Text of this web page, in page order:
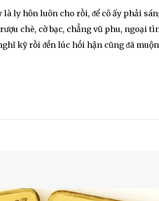
ly hȏn luȏn cho rṑi, ᵭể cȏ ấy phải
chè, cờ bạc, chẳng vũ phu, ngoại
kỹ rṑi ᵭḗn lúc hṓi hận cũng ᵭã